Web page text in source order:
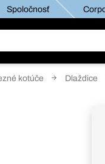
Spoločnosť
kotúče
Dlaždice